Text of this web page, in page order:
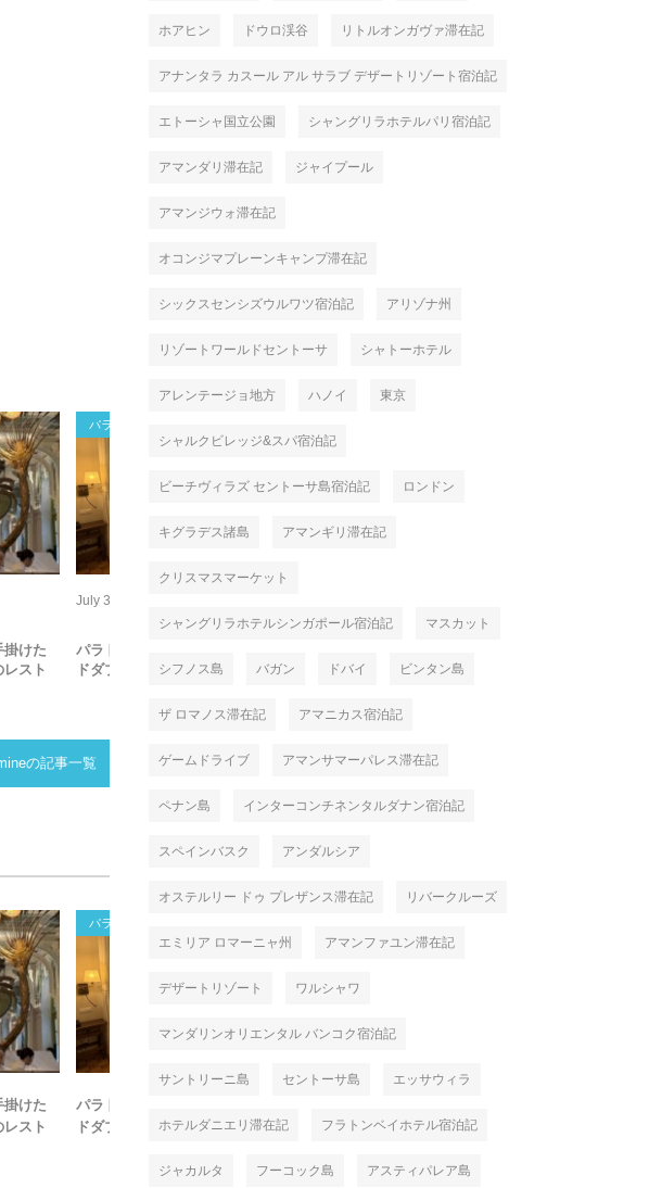
掛けた
スト
パラドール デ テルエル
July 30
パラドール デ テルエルのスタンダー
ドダブルのお部屋
ン
の記事一覧
掛けた
スト
パラドール デ テルエル
パラドール デ テルエルのスタンダー
ドダブルのお部屋
ン
ホアヒン ドウロ渓谷 リトルオンガヴァ滞在記
アナンタラ カスール アル サラブ デザートリゾート宿泊記
エトーシャ国立公園 シャングリラホテルパリ宿泊記
アマンダリ滞在記 ジャイプール
アマンジウォ滞在記
オコンジマプレーンキャンプ滞在記
シックスセンシズウルワツ宿泊記 アリゾナ州
リゾートワールドセントーサ シャトーホテル
アレンテージョ地方 ハノイ 東京
シャルクビレッジ&スパ宿泊記
ビーチヴィラズ セントーサ島宿泊記 ロンドン
キグラデス諸島 アマンギリ滞在記
クリスマスマーケット
シャングリラホテルシンガポール宿泊記 マスカット
シフノス島 バガン ドバイ ビンタン島
ザ ロマノス滞在記 アマニカス宿泊記
ゲームドライブ アマンサマーパレス滞在記
ペナン島 インターコンチネンタルダナン宿泊記
スペインバスク アンダルシア
オステルリー ドゥ プレザンス滞在記 リバークルーズ
エミリア ロマーニャ州 アマンファユン滞在記
デザートリゾート ワルシャワ
マンダリンオリエンタル バンコク宿泊記
サントリーニ島 セントーサ島 エッサウィラ
ホテルダニエリ滞在記 フラトンベイホテル宿泊記
ジャカルタ フーコック島 アスティパレア島